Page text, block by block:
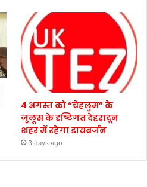
4 अगस्त को “चेहलुम” के
जुलूस के दृष्टिगत देहरादून
शहर में रहेगा डायवर्जन
3 days ago